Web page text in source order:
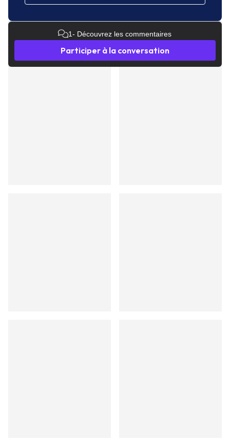
1- Découvrez les commentaires
Participer à la conversation